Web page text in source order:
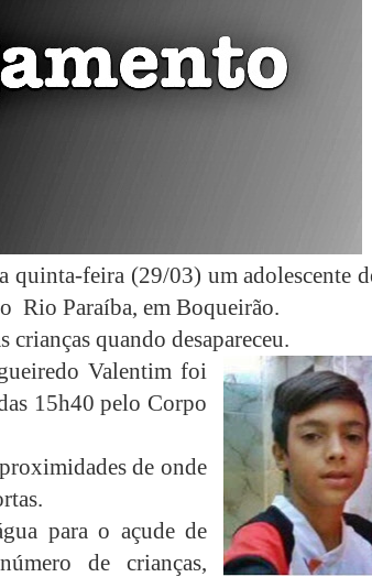
quinta-feira (29/03) um adolescente
Rio Paraíba, em Boqueirão.
quando desapareceu.
Valentim foi
15h40 pelo Corpo
de onde
para o açude de
de crianças,